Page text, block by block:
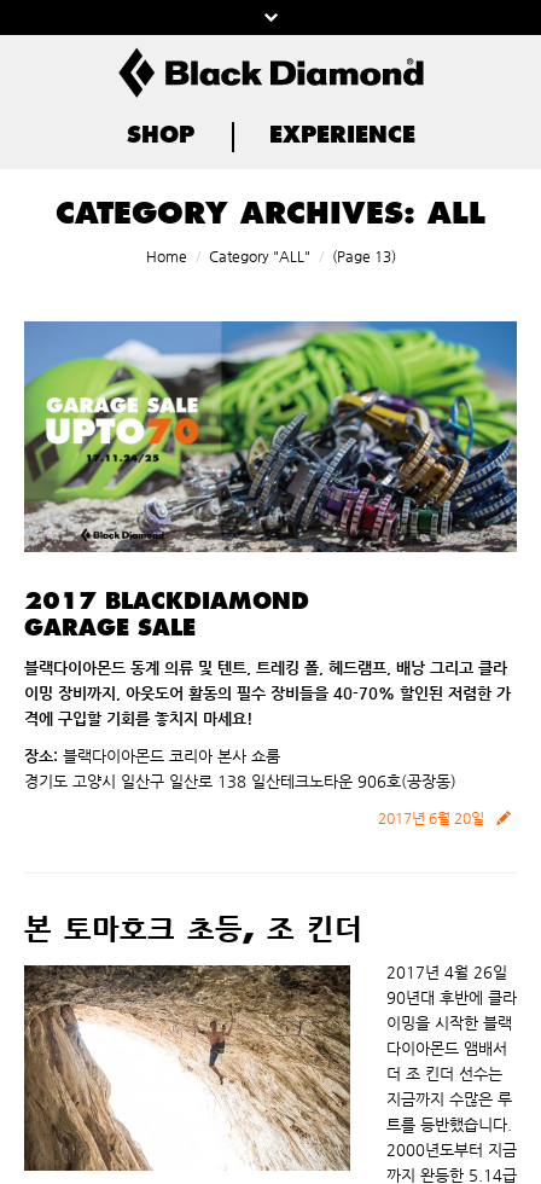
SHOP EXPERIENCE
CATEGORY ARCHIVES: ALL
Home Category "ALL" (Page 13)
2017 BLACKDIAMOND
GARAGE SALE
블랙다이아몬드 동계 의류 및 텐트, 트레킹 폴, 헤드램프, 배낭 그리고 클라
이밍 장비까지, 아웃도어 활동의 필수 장비들을 40-70% 할인된 저렴한 가
격에 구입할 기회를 놓치지 마세요!
장소: 블랙다이아몬드 코리아 본사 쇼룸
경기도 고양시 일산구 일산로 138 일산테크노타운 906호(공장동)
2017년 6월 20일
본 토마호크 초등, 조 킨더
2017년 4월 26일
90년대 후반에 클라
이밍을 시작한 블랙
다이아몬드 앰배서
더 조 킨더 선수는
지금까지 수많은 루
트를 등반했습니다.
2000년도부터 지금
까지 완등한 5.14급